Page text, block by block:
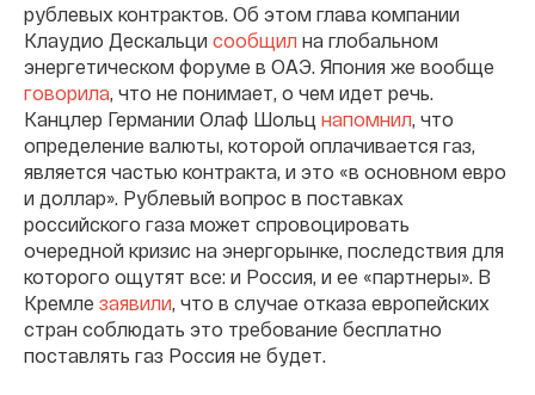
рублевых контрактов. Об этом глава компании
Клаудио Дескальци сообщил на глобальном
энергетическом форуме в ОАЭ. Япония же вообще
говорила, что не понимает, о чем идет речь.
Канцлер Германии Олаф Шольц напомнил, что
определение валюты, которой оплачивается газ,
является частью контракта, и это «в основном евро
и доллар». Рублевый вопрос в поставках
российского газа может спровоцировать
очередной кризис на энергорынке, последствия для
которого ощутят все: и Россия, и ее «партнеры». В
Кремле заявили, что в случае отказа европейских
стран соблюдать это требование бесплатно
поставлять газ Россия не будет.